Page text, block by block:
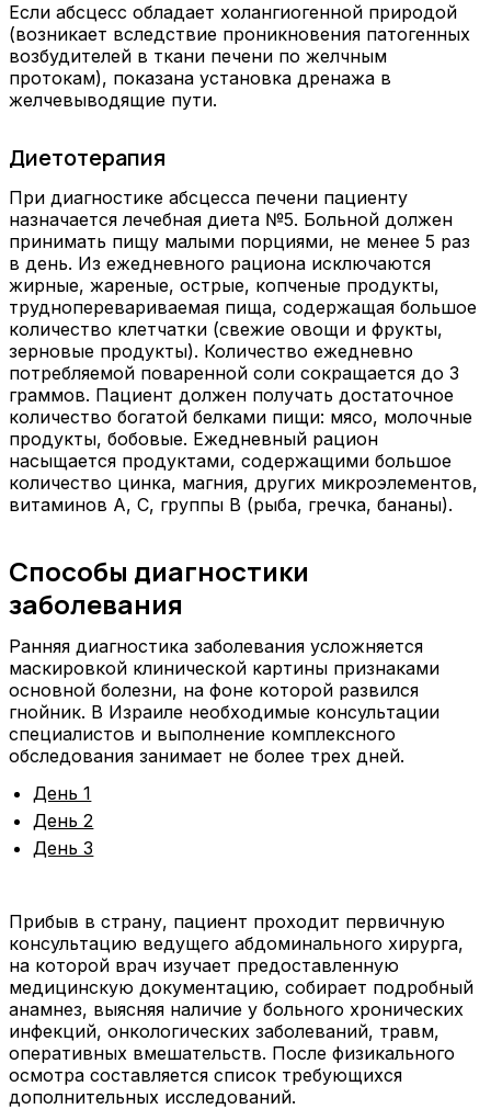
Если абсцесс обладает холангиогенной природой
(возникает вследствие проникновения патогенных
возбудителей в ткани печени по желчным
протокам), показана установка дренажа в
желчевыводящие пути.
Диетотерапия
При диагностике абсцесса печени пациенту
назначается лечебная диета №5. Больной должен
принимать пищу малыми порциями, не менее 5 раз
в день. Из ежедневного рациона исключаются
жирные, жареные, острые, копченые продукты,
трудноперевариваемая пища, содержащая большое
количество клетчатки (свежие овощи и фрукты,
зерновые продукты). Количество ежедневно
потребляемой поваренной соли сокращается до 3
граммов. Пациент должен получать достаточное
количество богатой белками пищи: мясо, молочные
продукты, бобовые. Ежедневный рацион
насыщается продуктами, содержащими большое
количество цинка, магния, других микроэлементов,
витаминов А, С, группы В (рыба, гречка, бананы).
Способы диагностики
заболевания
Ранняя диагностика заболевания усложняется
маскировкой клинической картины признаками
основной болезни, на фоне которой развился
гнойник. В Израиле необходимые консультации
специалистов и выполнение комплексного
обследования занимает не более трех дней.
День 1
День 2
День 3
Прибыв в страну, пациент проходит первичную
консультацию ведущего абдоминального хирурга,
на которой врач изучает предоставленную
медицинскую документацию, собирает подробный
анамнез, выясняя наличие у больного хронических
инфекций, онкологических заболеваний, травм,
оперативных вмешательств. После физикального
осмотра составляется список требующихся
дополнительных исследований.